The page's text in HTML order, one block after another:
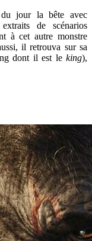
jour la bête avec
de scénarios
à cet autre monstre
il retrouva sur sa
dont il est le king),